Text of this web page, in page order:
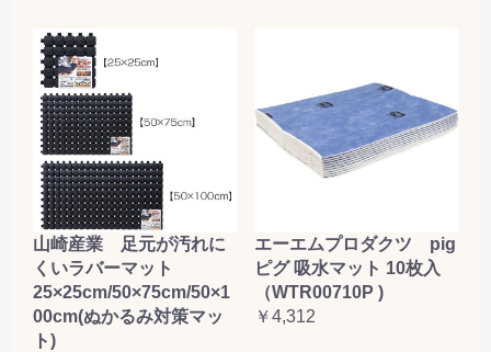
山崎産業 足元が汚れに
くいラバーマット
25×25cm/50×75cm/50×1
00cm(ぬかるみ対策マッ
ト)
エーエムプロダクツ pig
ピグ 吸水マット 10枚入
（WTR00710P )
￥4,312